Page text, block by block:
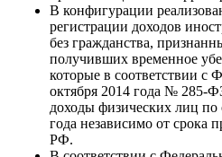
В конфигурации
регистрации доходов
без гражданства,
получивших временное
которые в соответствии с
октября 2014 года № 285-
доходы физических лиц по
года независимо от срока
РФ.